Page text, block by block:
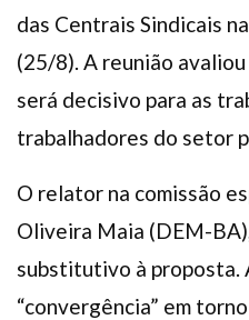
das Centrais Sindicais
(25/8). A reunião
será decisivo para as
trabalhadores do setor
O relator na comissão
Oliveira Maia (DEM-
substitutivo à proposta.
“convergência” em